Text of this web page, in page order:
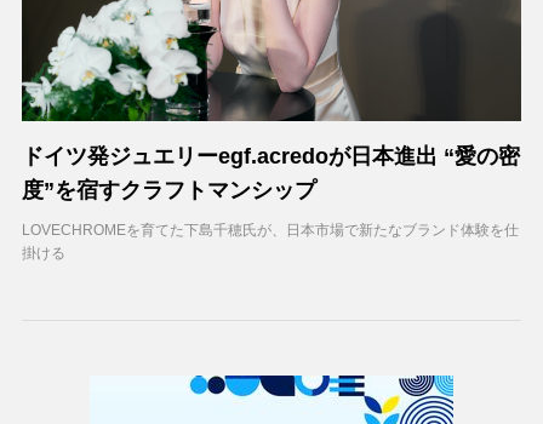
ドイツ発ジュエリーegf.acredoが日本進出 “愛の密
度”を宿すクラフトマンシップ
LOVECHROMEを育てた下島千穂氏が、日本市場で新たなブランド体験を仕
掛ける